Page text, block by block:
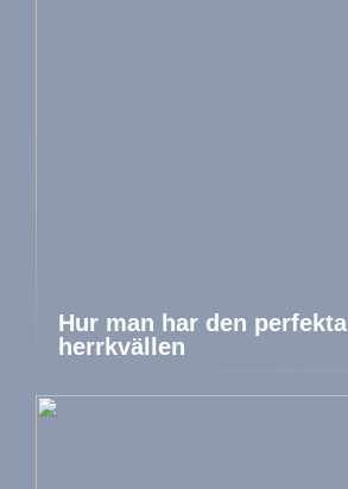
Hur man har den perfekta
herrkvällen